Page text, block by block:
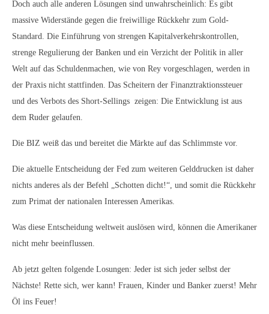
Doch auch alle anderen Lösungen sind unwahrscheinlich: Es gibt
massive Widerstände gegen die freiwillige Rückkehr zum Gold-
Standard. Die Einführung von strengen Kapitalverkehrskontrollen,
strenge Regulierung der Banken und ein Verzicht der Politik in aller
Welt auf das Schuldenmachen, wie von Rey vorgeschlagen, werden in
der Praxis nicht stattfinden. Das Scheitern der Finanztraktionssteuer
und des Verbots des Short-Sellings zeigen: Die Entwicklung ist aus
dem Ruder gelaufen.
Die BIZ weiß das und bereitet die Märkte auf das Schlimmste vor.
Die aktuelle Entscheidung der Fed zum weiteren Gelddrucken ist daher
nichts anderes als der Befehl „Schotten dicht!“, und somit die Rückkehr
zum Primat der nationalen Interessen Amerikas.
Was diese Entscheidung weltweit auslösen wird, können die Amerikaner
nicht mehr beeinflussen.
Ab jetzt gelten folgende Losungen: Jeder ist sich jeder selbst der
Nächste! Rette sich, wer kann! Frauen, Kinder und Banker zuerst! Mehr
Öl ins Feuer!